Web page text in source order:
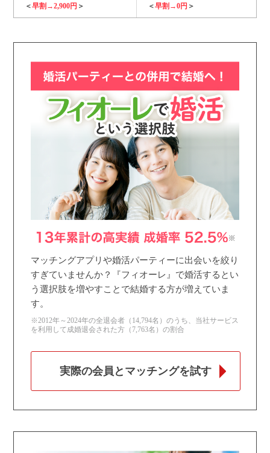
＜早割→2,900円 ＞
＜早割→0円 ＞
マッチングアプリや婚活パーティーに出会いを絞り
すぎていませんか？『フィオーレ』で婚活するとい
う選択肢を増やすことで結婚する方が増えていま
す。
※2012年～2024年の全退会者（14,794名）のうち、当社サービス
を利用して成婚退会された方（7,763名）の割合
実際の会員とマッチングを試す